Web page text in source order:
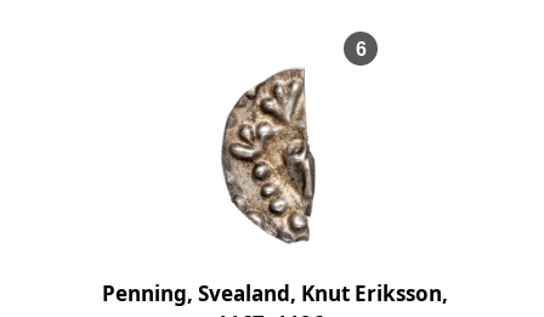
, Föremålsnummer
6
Penning, Svealand, Knut Eriksson,